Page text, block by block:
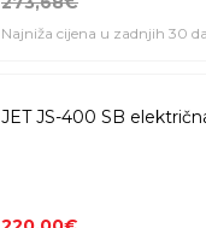
Najniža cijena u zadnjih 30
JET JS-400 SB